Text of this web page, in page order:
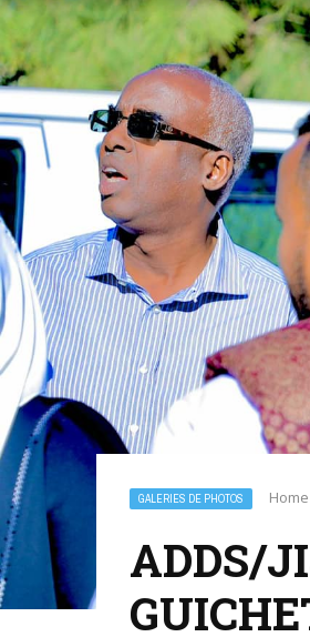
GALERIES DE PHOTOS Home
ADDS/